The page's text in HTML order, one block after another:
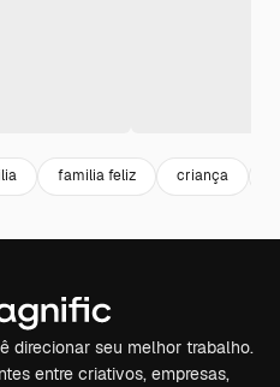
familia feliz criança
direcionar seu melhor trabalho.
entre criativos, empresas,